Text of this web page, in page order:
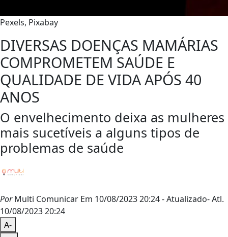
Pexels, Pixabay
DIVERSAS DOENÇAS MAMÁRIAS
COMPROMETEM SAÚDE E
QUALIDADE DE VIDA APÓS 40
ANOS
O envelhecimento deixa as mulheres
mais sucetíveis a alguns tipos de
problemas de saúde
PorMulti Comunicar Em 10/08/2023 20:24- Atualizado- Atl.
10/08/2023 20:24
A-